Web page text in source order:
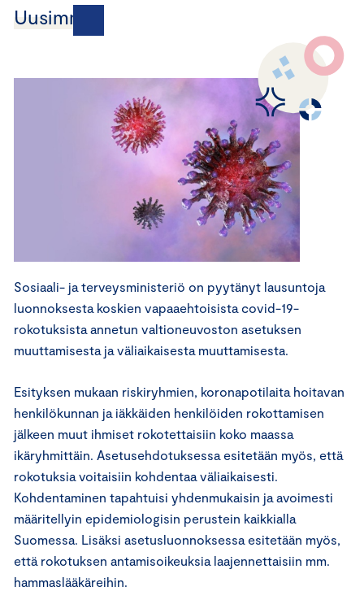
Uusimmat
Sosiaali- ja terveysministeriö on pyytänyt lausuntoja
luonnoksesta koskien vapaaehtoisista covid-19-
rokotuksista annetun valtioneuvoston asetuksen
muuttamisesta ja väliaikaisesta muuttamisesta.
Esityksen mukaan riskiryhmien, koronapotilaita hoitavan
henkilökunnan ja iäkkäiden henkilöiden rokottamisen
jälkeen muut ihmiset rokotettaisiin koko maassa
ikäryhmittäin. Asetusehdotuksessa esitetään myös, että
rokotuksia voitaisiin kohdentaa väliaikaisesti.
Kohdentaminen tapahtuisi yhdenmukaisin ja avoimesti
määritellyin epidemiologisin perustein kaikkialla
Suomessa. Lisäksi asetusluonnoksessa esitetään myös,
että rokotuksen antamisoikeuksia laajennettaisiin mm.
hammaslääkäreihin.